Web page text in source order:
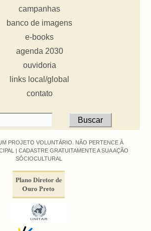
campanhas
banco de imagens
e-books
agenda 2030
ouvidoria
links local/global
contato
PROJETO VOLUNTÁRIO. NÃO PERTENCE À
| CADASTRE GRATUITAMENTE A SUA AÇÃO
SÓCIOCULTURAL